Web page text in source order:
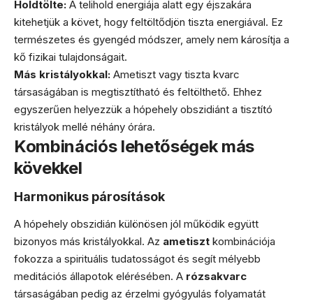
Holdtölte: A telihold energiája alatt egy éjszakára
kitehetjük a követ, hogy feltöltődjön tiszta energiával. Ez
természetes és gyengéd módszer, amely nem károsítja a
kő fizikai tulajdonságait.
Más kristályokkal: Ametiszt vagy tiszta kvarc
társaságában is megtisztítható és feltölthető. Ehhez
egyszerűen helyezzük a hópehely obszidiánt a tisztító
kristályok mellé néhány órára.
Kombinációs lehetőségek más
kövekkel
Harmonikus párosítások
A hópehely obszidián különösen jól működik együtt
bizonyos más kristályokkal. Az ametiszt kombinációja
fokozza a spirituális tudatosságot és segít mélyebb
meditációs állapotok elérésében. A rózsakvarc
társaságában pedig az érzelmi gyógyulás folyamatát